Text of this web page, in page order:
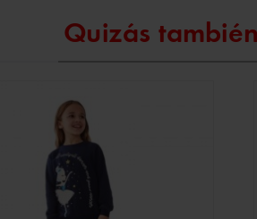
Quizás